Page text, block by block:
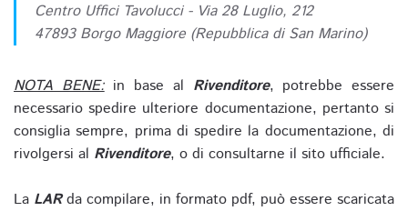
Centro Uffici Tavolucci - Via 28 Luglio, 212
47893 Borgo Maggiore (Repubblica di San Marino)
NOTA BENE:in base al Rivenditore, potrebbe essere
necessario spedire ulteriore documentazione, pertanto si
consiglia sempre, prima di spedire la documentazione, di
rivolgersi al Rivenditore, o di consultarne il sito ufficiale.
La LARda compilare, in formato pdf, può essere scaricata